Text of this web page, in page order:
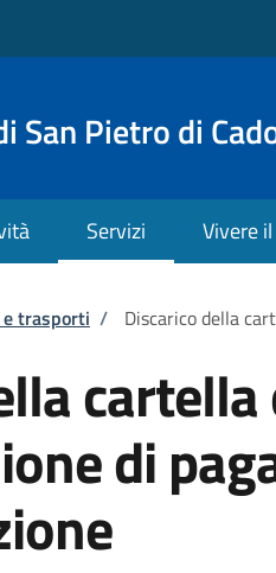
San Pietro di
Servizi Vivere
trasporti / Discarico della
di